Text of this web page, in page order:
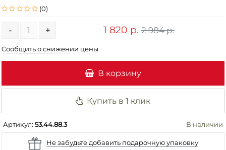
(0)
- + 1 820 р. 2 984 р.
Сообщить о снижении цены
В корзину
Купить в 1 клик
Артикул:53.44.88.3 В наличии
Не забудьте добавить подарочную упаковку